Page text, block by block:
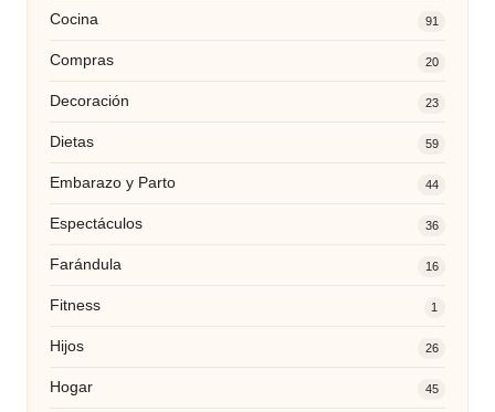
Cocina 91
Compras 20
Decoración 23
Dietas 59
Embarazo y Parto 44
Espectáculos 36
Farándula 16
Fitness 1
Hijos 26
Hogar 45